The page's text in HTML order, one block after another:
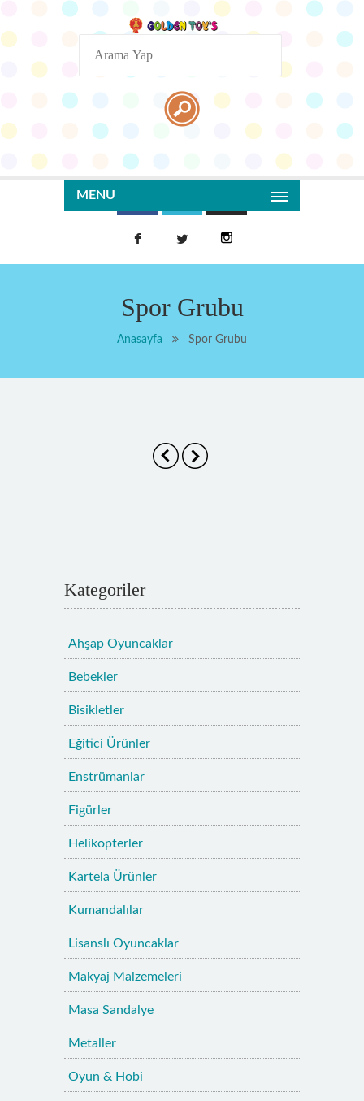
MENU
Spor Grubu
Anasayfa Spor Grubu
Kategoriler
Ahşap Oyuncaklar
Bebekler
Bisikletler
Eğitici Ürünler
Enstrümanlar
Figürler
Helikopterler
Kartela Ürünler
Kumandalılar
Lisanslı Oyuncaklar
Makyaj Malzemeleri
Masa Sandalye
Metaller
Oyun & Hobi